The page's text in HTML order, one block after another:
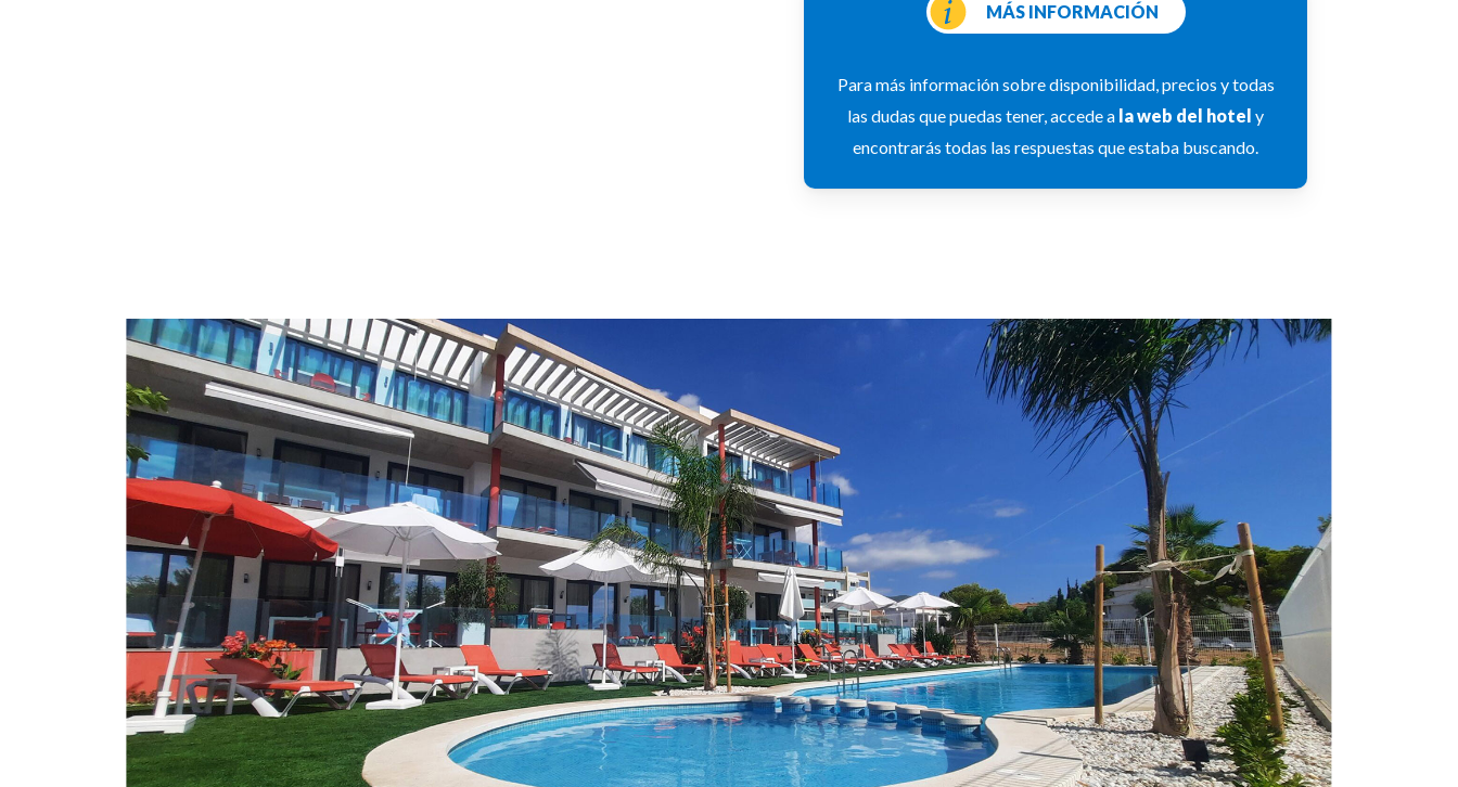
MÁS INFORMACIÓN
Para más información sobre disponibilidad, precios y todas
las dudas que puedas tener, accede a la web del hotel y
encontrarás todas las respuestas que estaba buscando.